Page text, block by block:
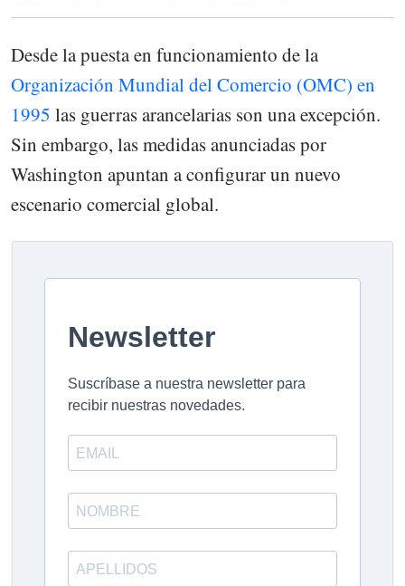
Desde la puesta en funcionamiento de la
Organización Mundial del Comercio (OMC) en
1995 las guerras arancelarias son una excepción.
Sin embargo, las medidas anunciadas por
Washington apuntan a configurar un nuevo
escenario comercial global.